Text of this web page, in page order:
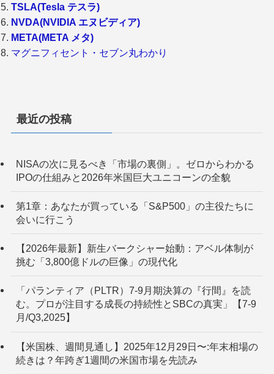
TSLA(Tesla テスラ)
NVDA(NVIDIA エヌビディア)
META(META メタ)
マグニフィセント・セブン丸わかり
最近の投稿
NISAの次に見るべき「市場の裏側」。ゼロからわかる
IPOの仕組みと2026年米国巨大ユニコーンの全貌
第1章：あなたが買っている「S&P500」の主役たちに
会いに行こう
【2026年最新】新生バークシャー始動：アベル体制が
挑む「3,800億ドルの巨像」の現代化
「パランティア（PLTR）7-9月期決算の『行間』を読
む。プロが注目する成長の持続性とSBCの真実」【7-9
月/Q3,2025】
【米国株、週間見通し】2025年12月29日〜:年末相場の
続きは？年跨ぎ1週間の米国市場を先読み